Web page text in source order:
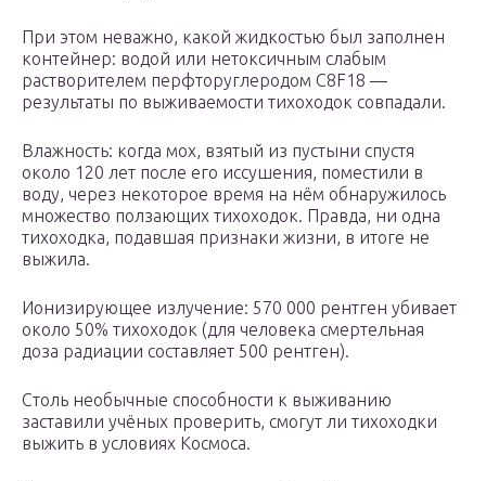
При этом неважно, какой жидкостью был заполнен
контейнер: водой или нетоксичным слабым
растворителем перфторуглеродом C8F18 —
результаты по выживаемости тихоходок совпадали.
Влажность: когда мох, взятый из пустыни спустя
около 120 лет после его иссушения, поместили в
воду, через некоторое время на нём обнаружилось
множество ползающих тихоходок. Правда, ни одна
тихоходка, подавшая признаки жизни, в итоге не
выжила.
Ионизирующее излучение: 570 000 рентген убивает
около 50% тихоходок (для человека смертельная
доза радиации составляет 500 рентген).
Столь необычные способности к выживанию
заставили учёных проверить, смогут ли тихоходки
выжить в условиях Космоса.